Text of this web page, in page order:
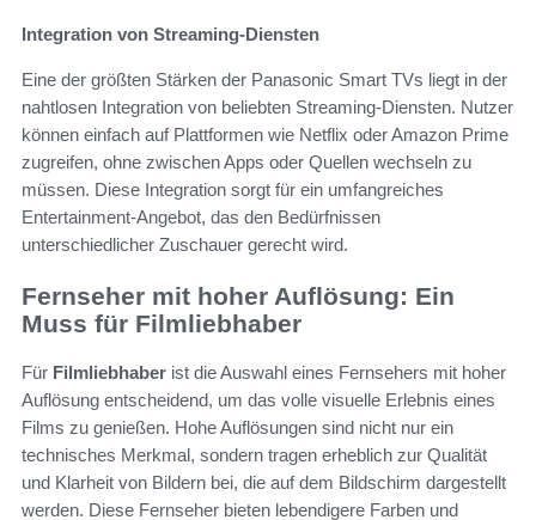
Integration von Streaming-Diensten
Eine der größten Stärken der Panasonic Smart TVs liegt in der
nahtlosen Integration von beliebten Streaming-Diensten. Nutzer
können einfach auf Plattformen wie Netflix oder Amazon Prime
zugreifen, ohne zwischen Apps oder Quellen wechseln zu
müssen. Diese Integration sorgt für ein umfangreiches
Entertainment-Angebot, das den Bedürfnissen
unterschiedlicher Zuschauer gerecht wird.
Fernseher mit hoher Auflösung: Ein
Muss für Filmliebhaber
Für Filmliebhaber ist die Auswahl eines Fernsehers mit hoher
Auflösung entscheidend, um das volle visuelle Erlebnis eines
Films zu genießen. Hohe Auflösungen sind nicht nur ein
technisches Merkmal, sondern tragen erheblich zur Qualität
und Klarheit von Bildern bei, die auf dem Bildschirm dargestellt
werden. Diese Fernseher bieten lebendigere Farben und